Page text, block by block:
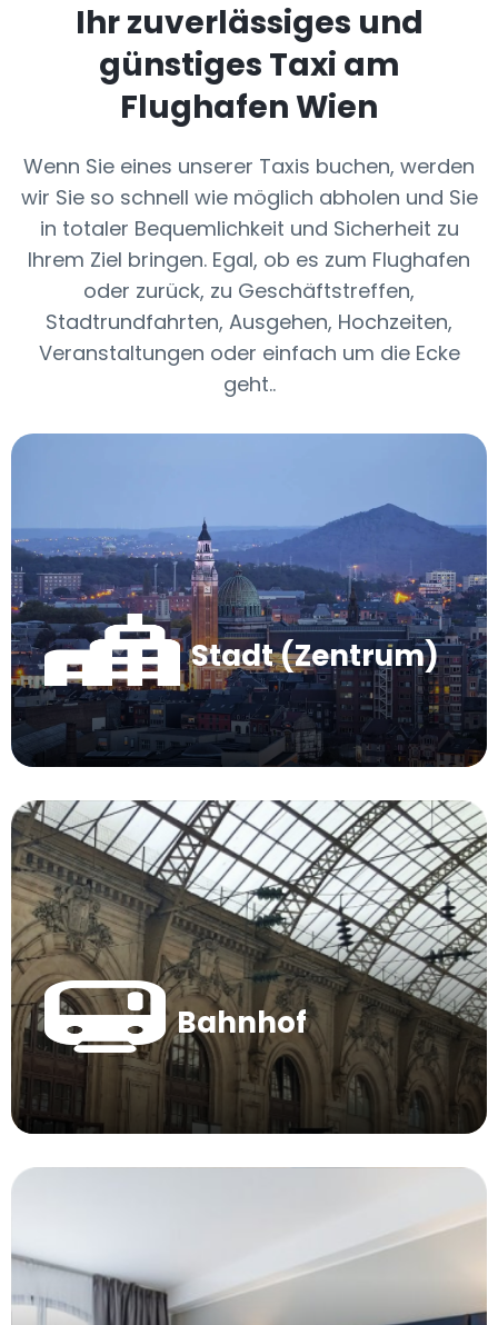
Ihr zuverlässiges und
günstiges Taxi am
Flughafen Wien
Wenn Sie eines unserer Taxis buchen, werden
wir Sie so schnell wie möglich abholen und Sie
in totaler Bequemlichkeit und Sicherheit zu
Ihrem Ziel bringen. Egal, ob es zum Flughafen
oder zurück, zu Geschäftstreffen,
Stadtrundfahrten, Ausgehen, Hochzeiten,
Veranstaltungen oder einfach um die Ecke
geht..
Stadt (Zentrum)
Bahnhof